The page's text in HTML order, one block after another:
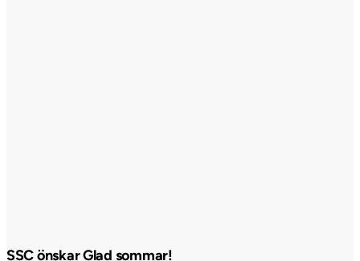
SSC önskar Glad sommar!